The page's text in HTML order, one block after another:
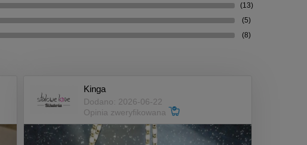
(13)
(5)
(8)
Kinga
Dodano: 2026-06-22
Opinia zweryfikowana